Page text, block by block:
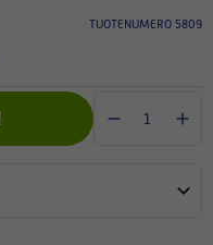
TUOTENUMERO 5809